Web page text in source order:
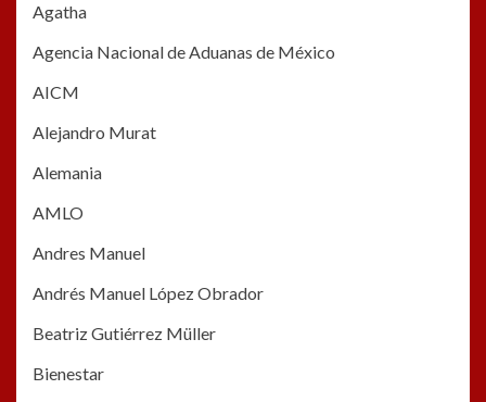
Agatha
Agencia Nacional de Aduanas de México
AICM
Alejandro Murat
Alemania
AMLO
Andres Manuel
Andrés Manuel López Obrador
Beatriz Gutiérrez Müller
Bienestar